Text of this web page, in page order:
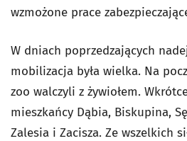
wzmożone prace
W dniach poprzedzających
mobilizacja była wielka. Na
zoo walczyli z żywiołem.
mieszkańcy Dąbia, Biskupina,
Zalesia i Zacisza. Ze wszelkich